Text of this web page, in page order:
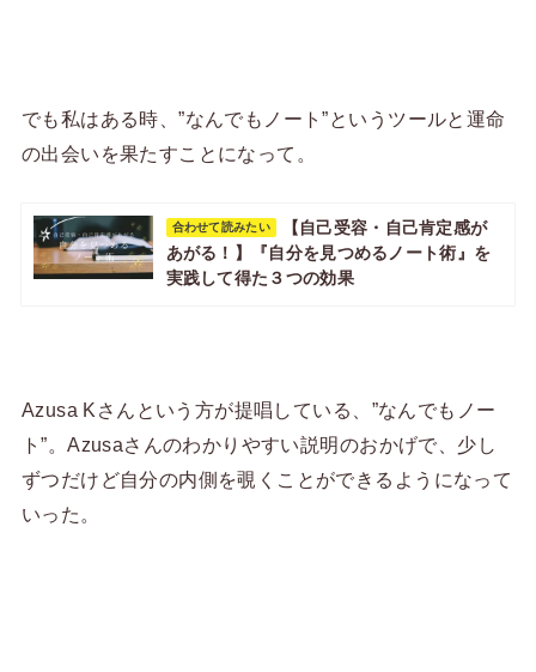
でも私はある時、”なんでもノート”というツールと運命
の出会いを果たすことになって。
合わせて読みたい
【自己受容・自己肯定感が
あがる！】『自分を見つめるノート術』を
実践して得た３つの効果
Azusa Kさんという方が提唱している、”なんでもノー
ト”。Azusaさんのわかりやすい説明のおかげで、少し
ずつだけど自分の内側を覗くことができるようになって
いった。